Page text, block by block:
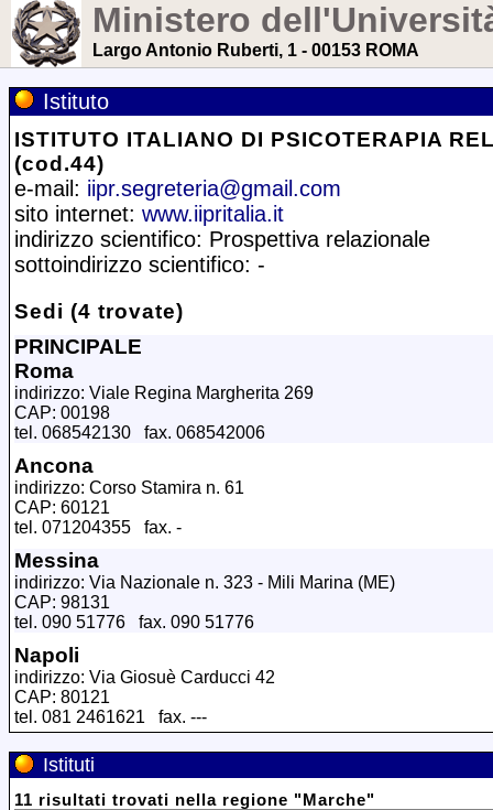
Ministero
Largo Antonio Ruberti, 1 - 00153 ROMA
Istituto
ISTITUTO ITALIANO DI PSICOTERAPIA
(cod.44)
e-mail: iipr.segreteria@gmail.com
sito internet: www.iipritalia.it
indirizzo scientifico: Prospettiva relazionale
sottoindirizzo scientifico: -
Sedi (4 trovate)
PRINCIPALE
Roma
indirizzo: Viale Regina Margherita 269
CAP: 00198
tel. 068542130 fax. 068542006
Ancona
indirizzo: Corso Stamira n. 61
CAP: 60121
tel. 071204355 fax. -
Messina
indirizzo: Via Nazionale n. 323 - Mili Marina (ME)
CAP: 98131
tel. 090 51776 fax. 090 51776
Napoli
indirizzo: Via Giosuè Carducci 42
CAP: 80121
tel. 081 2461621 fax. ---
Istituti
11 risultati trovati nella regione "Marche"